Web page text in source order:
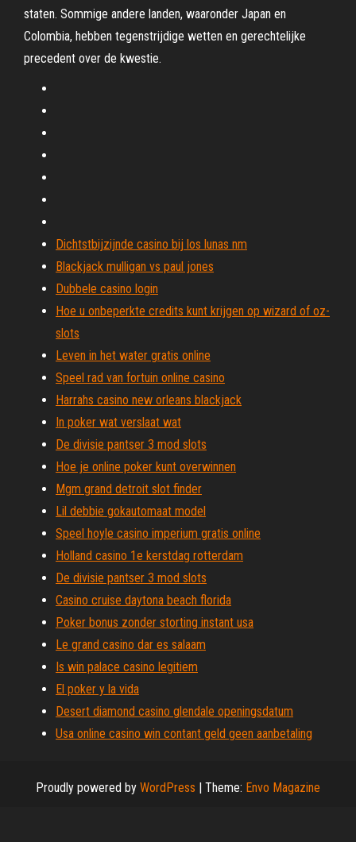
staten. Sommige andere landen, waaronder Japan en
Colombia, hebben tegenstrijdige wetten en gerechtelijke
precedent over de kwestie.
Dichtstbijzijnde casino bij los lunas nm
Blackjack mulligan vs paul jones
Dubbele casino login
Hoe u onbeperkte credits kunt krijgen op wizard of oz-
slots
Leven in het water gratis online
Speel rad van fortuin online casino
Harrahs casino new orleans blackjack
In poker wat verslaat wat
De divisie pantser 3 mod slots
Hoe je online poker kunt overwinnen
Mgm grand detroit slot finder
Lil debbie gokautomaat model
Speel hoyle casino imperium gratis online
Holland casino 1e kerstdag rotterdam
De divisie pantser 3 mod slots
Casino cruise daytona beach florida
Poker bonus zonder storting instant usa
Le grand casino dar es salaam
Is win palace casino legitiem
El poker y la vida
Desert diamond casino glendale openingsdatum
Usa online casino win contant geld geen aanbetaling
Proudly powered by WordPress | Theme: Envo Magazine